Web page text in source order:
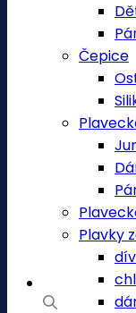
Čepice
Plavky